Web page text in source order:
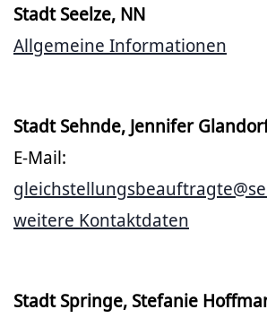
Stadt Seelze, NN
Allgemeine Informationen
Stadt Sehnde, Jennifer
E-Mail:
weitere Kontaktdaten
Stadt Springe, Stefanie